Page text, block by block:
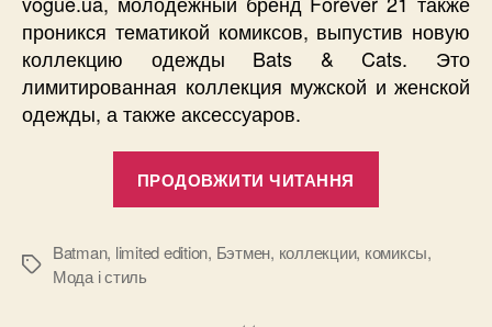
проникся тематикой комиксов, выпустив новую
коллекцию одежды Bats & Cats. Это
лимитированная коллекция мужской и женской
одежды, а также аксессуаров.
ПРОДОВЖИТИ ЧИТАННЯ
21
Позначки
Batman, limited edition, Бэтмен, коллекции, комиксы,
Мода і стиль